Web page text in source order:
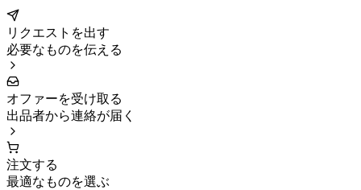
リクエストを出す
必要なものを伝える
オファーを受け取る
出品者から連絡が届く
注文する
最適なものを選ぶ